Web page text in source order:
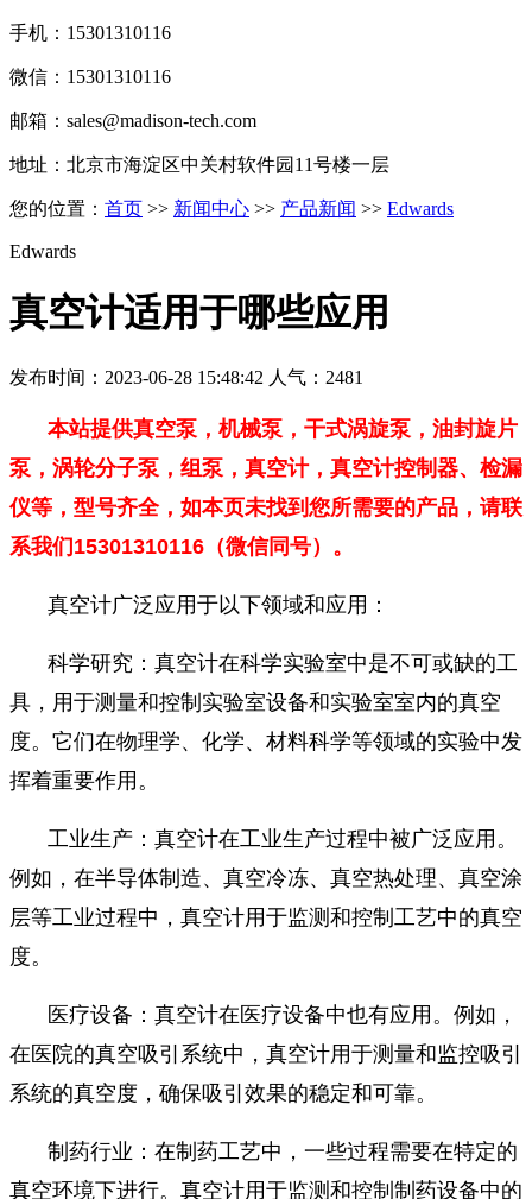
手机：15301310116
微信：15301310116
邮箱：sales@madison-tech.com
地址：北京市海淀区中关村软件园11号楼一层
您的位置： 首页 >> 新闻中心 >> 产品新闻 >> Edwards
Edwards
真空计适用于哪些应用
发布时间：2023-06-28 15:48:42 人气：2481
本站提供真空泵，机械泵，干式涡旋泵，油封旋片
泵，涡轮分子泵，组泵，真空计，真空计控制器、检漏
仪等，型号齐全，如本页未找到您所需要的产品，请联
系我们15301310116（微信同号）。
真空计广泛应用于以下领域和应用：
科学研究：真空计在科学实验室中是不可或缺的工
具，用于测量和控制实验室设备和实验室室内的真空
度。它们在物理学、化学、材料科学等领域的实验中发
挥着重要作用。
工业生产：真空计在工业生产过程中被广泛应用。
例如，在半导体制造、真空冷冻、真空热处理、真空涂
层等工业过程中，真空计用于监测和控制工艺中的真空
度。
医疗设备：真空计在医疗设备中也有应用。例如，
在医院的真空吸引系统中，真空计用于测量和监控吸引
系统的真空度，确保吸引效果的稳定和可靠。
制药行业：在制药工艺中，一些过程需要在特定的
真空环境下进行。真空计用于监测和控制制药设备中的